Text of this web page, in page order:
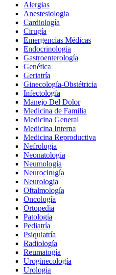
Alergias
Anestesiologia
Cardiología
Cirugía
Emergencias Médicas
Endocrinología
Gastroenterología
Genética
Geriatría
Ginecología-Obstétricia
Infectología
Manejo Del Dolor
Medicina de Familia
Medicina General
Medicina Interna
Medicina Reproductiva
Nefrologia
Neonatología
Neumología
Neurocirugía
Neurologia
Oftalmología
Oncología
Ortopedia
Patología
Pediatría
Psiquiatría
Radiología
Reumatogía
Urogínecología
Urología